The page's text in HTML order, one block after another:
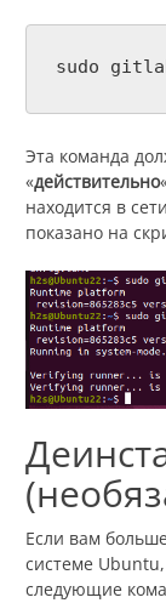
sudo
Эта команда
«действительно
находится в
показано на
Если вам
системе
следующие